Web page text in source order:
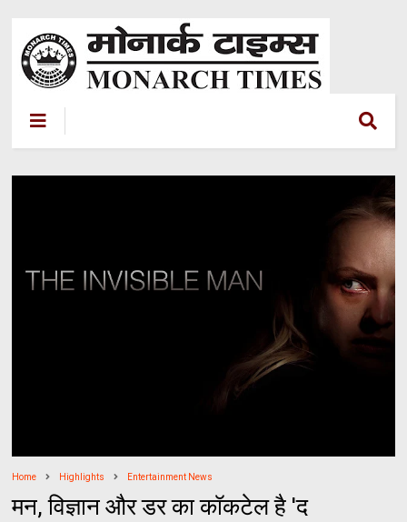
Home Highlights Entertainment News
मन, विज्ञान और डर का कॉकटेल है 'द